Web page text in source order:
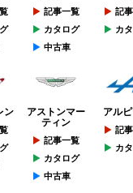
記事一覧
カタログ
中古車
記
カ
ン
アストンマー
ティン
記事一覧
カタログ
中古車
アル
記
カ